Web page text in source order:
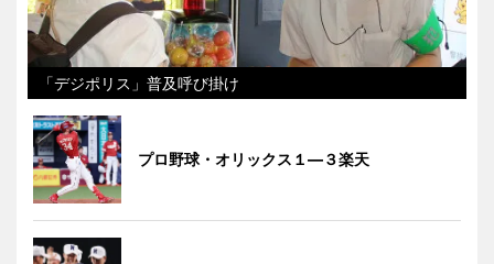
「デジポリス」普及呼び掛け
プロ野球・オリックス１―３楽天